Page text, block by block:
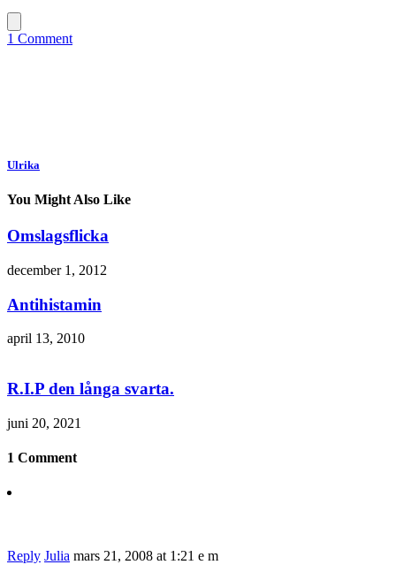
1 Comment
Ulrika
You Might Also Like
Omslagsflicka
december 1, 2012
Antihistamin
april 13, 2010
R.I.P den långa svarta.
juni 20, 2021
1 Comment
Reply Julia mars 21, 2008 at 1:21 e m